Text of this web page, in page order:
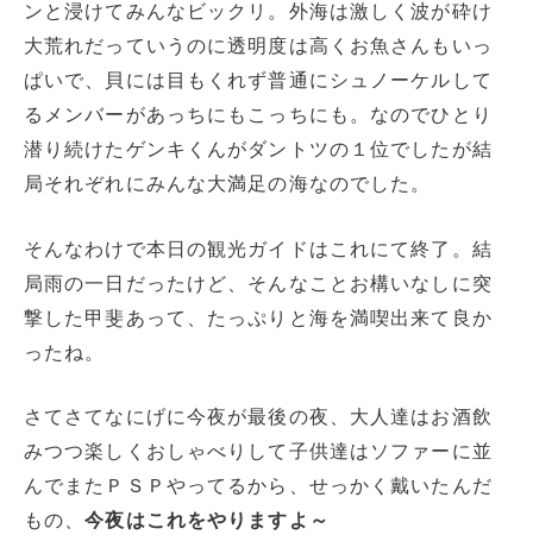
ンと浸けてみんなビックリ。外海は激しく波が砕け
大荒れだっていうのに透明度は高くお魚さんもいっ
ぱいで、貝には目もくれず普通にシュノーケルして
るメンバーがあっちにもこっちにも。なのでひとり
潜り続けたゲンキくんがダントツの１位でしたが結
局それぞれにみんな大満足の海なのでした。
そんなわけで本日の観光ガイドはこれにて終了。結
局雨の一日だったけど、そんなことお構いなしに突
撃した甲斐あって、たっぷりと海を満喫出来て良か
ったね。
さてさてなにげに今夜が最後の夜、大人達はお酒飲
みつつ楽しくおしゃべりして子供達はソファーに並
んでまたＰＳＰやってるから、せっかく戴いたんだ
もの、今夜はこれをやりますよ～